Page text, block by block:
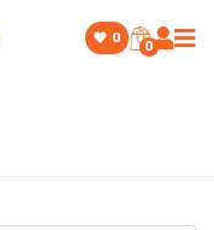
0
0